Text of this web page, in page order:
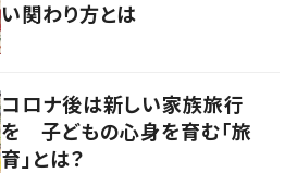
い関わり方とは
コロナ後は新しい家族旅行
を 子どもの心身を育む「旅
育」とは？